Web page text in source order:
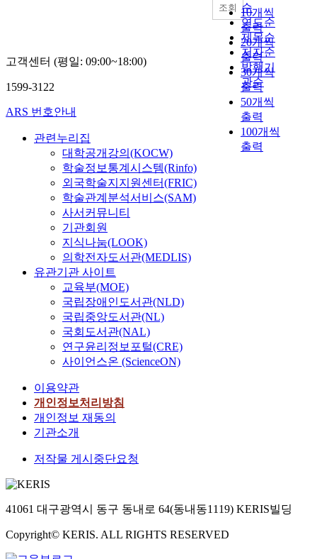
순
연도순
제목순
저자순
발행기
관순
10개씩
출력
20개씩
출력
30개씩
출력
50개씩
출력
100개씩
출력
조회
고객센터 (평일: 09:00~18:00)
1599-3122
ARS 번호안내
관련누리집
대학공개강의(KOCW)
학술정보통계시스템(Rinfo)
외국학술지지원센터(FRIC)
학술관계분석서비스(SAM)
사서커뮤니티
기관회원
지식나눔(LOOK)
의학전자도서관(MEDLIS)
유관기관 사이트
교육부(MOE)
국립장애인도서관(NLD)
국립중앙도서관(NL)
국회도서관(NAL)
연구윤리정보포털(CRE)
사이언스온 (ScienceON)
이용약관
개인정보처리방침
개인정보 재동의
기관소개
저작물 게시중단요청
41061 대구광역시 동구 동내로 64(동내동1119) KERIS빌딩
Copyright© KERIS. ALL RIGHTS RESERVED